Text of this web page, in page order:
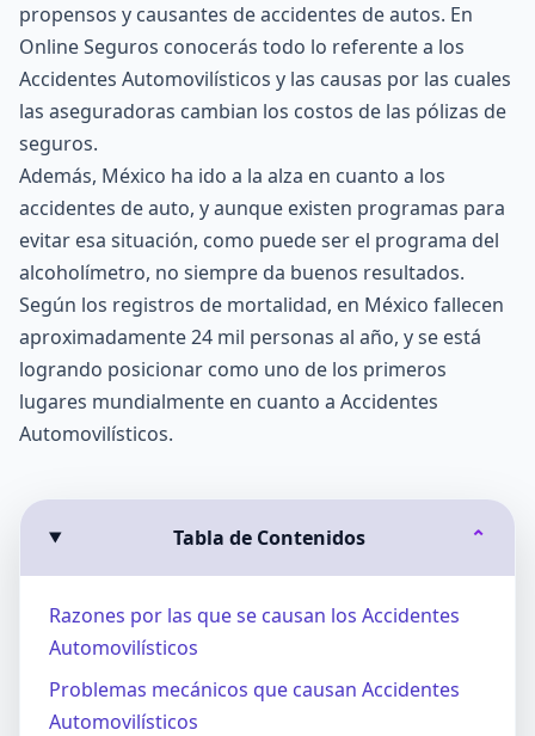
propensos y causantes de accidentes de autos. En
Online Seguros conocerás todo lo referente a los
Accidentes Automovilísticos y las causas por las cuales
las aseguradoras cambian los costos de las pólizas de
seguros.
Además, México ha ido a la alza en cuanto a los
accidentes de auto, y aunque existen programas para
evitar esa situación, como puede ser el programa del
alcoholímetro, no siempre da buenos resultados.
Según los registros de mortalidad, en México fallecen
aproximadamente 24 mil personas al año, y se está
logrando posicionar como uno de los primeros
lugares mundialmente en cuanto a Accidentes
Automovilísticos.
Tabla de Contenidos ⌄
Razones por las que se causan los Accidentes
Automovilísticos
Problemas mecánicos que causan Accidentes
Automovilísticos